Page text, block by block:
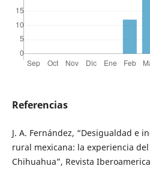
Referencias
J. A. Fernández, “Desigualdad e
rural mexicana: la experiencia del
Chihuahua”, Revista